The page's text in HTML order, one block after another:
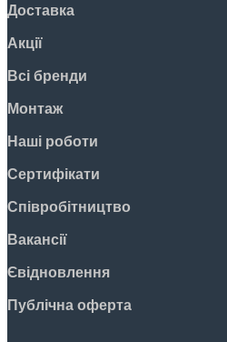
Доставка
Акції
Всі бренди
Монтаж
Наші роботи
Сертифікати
Співробітництво
Вакансії
Євідновлення
Публічна оферта